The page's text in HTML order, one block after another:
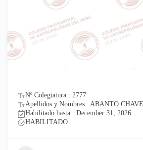
Nº Colegiatura : 2777
Apellidos y Nombres : ABANTO
Habilitado hasta : December 31, 2026
HABILITADO